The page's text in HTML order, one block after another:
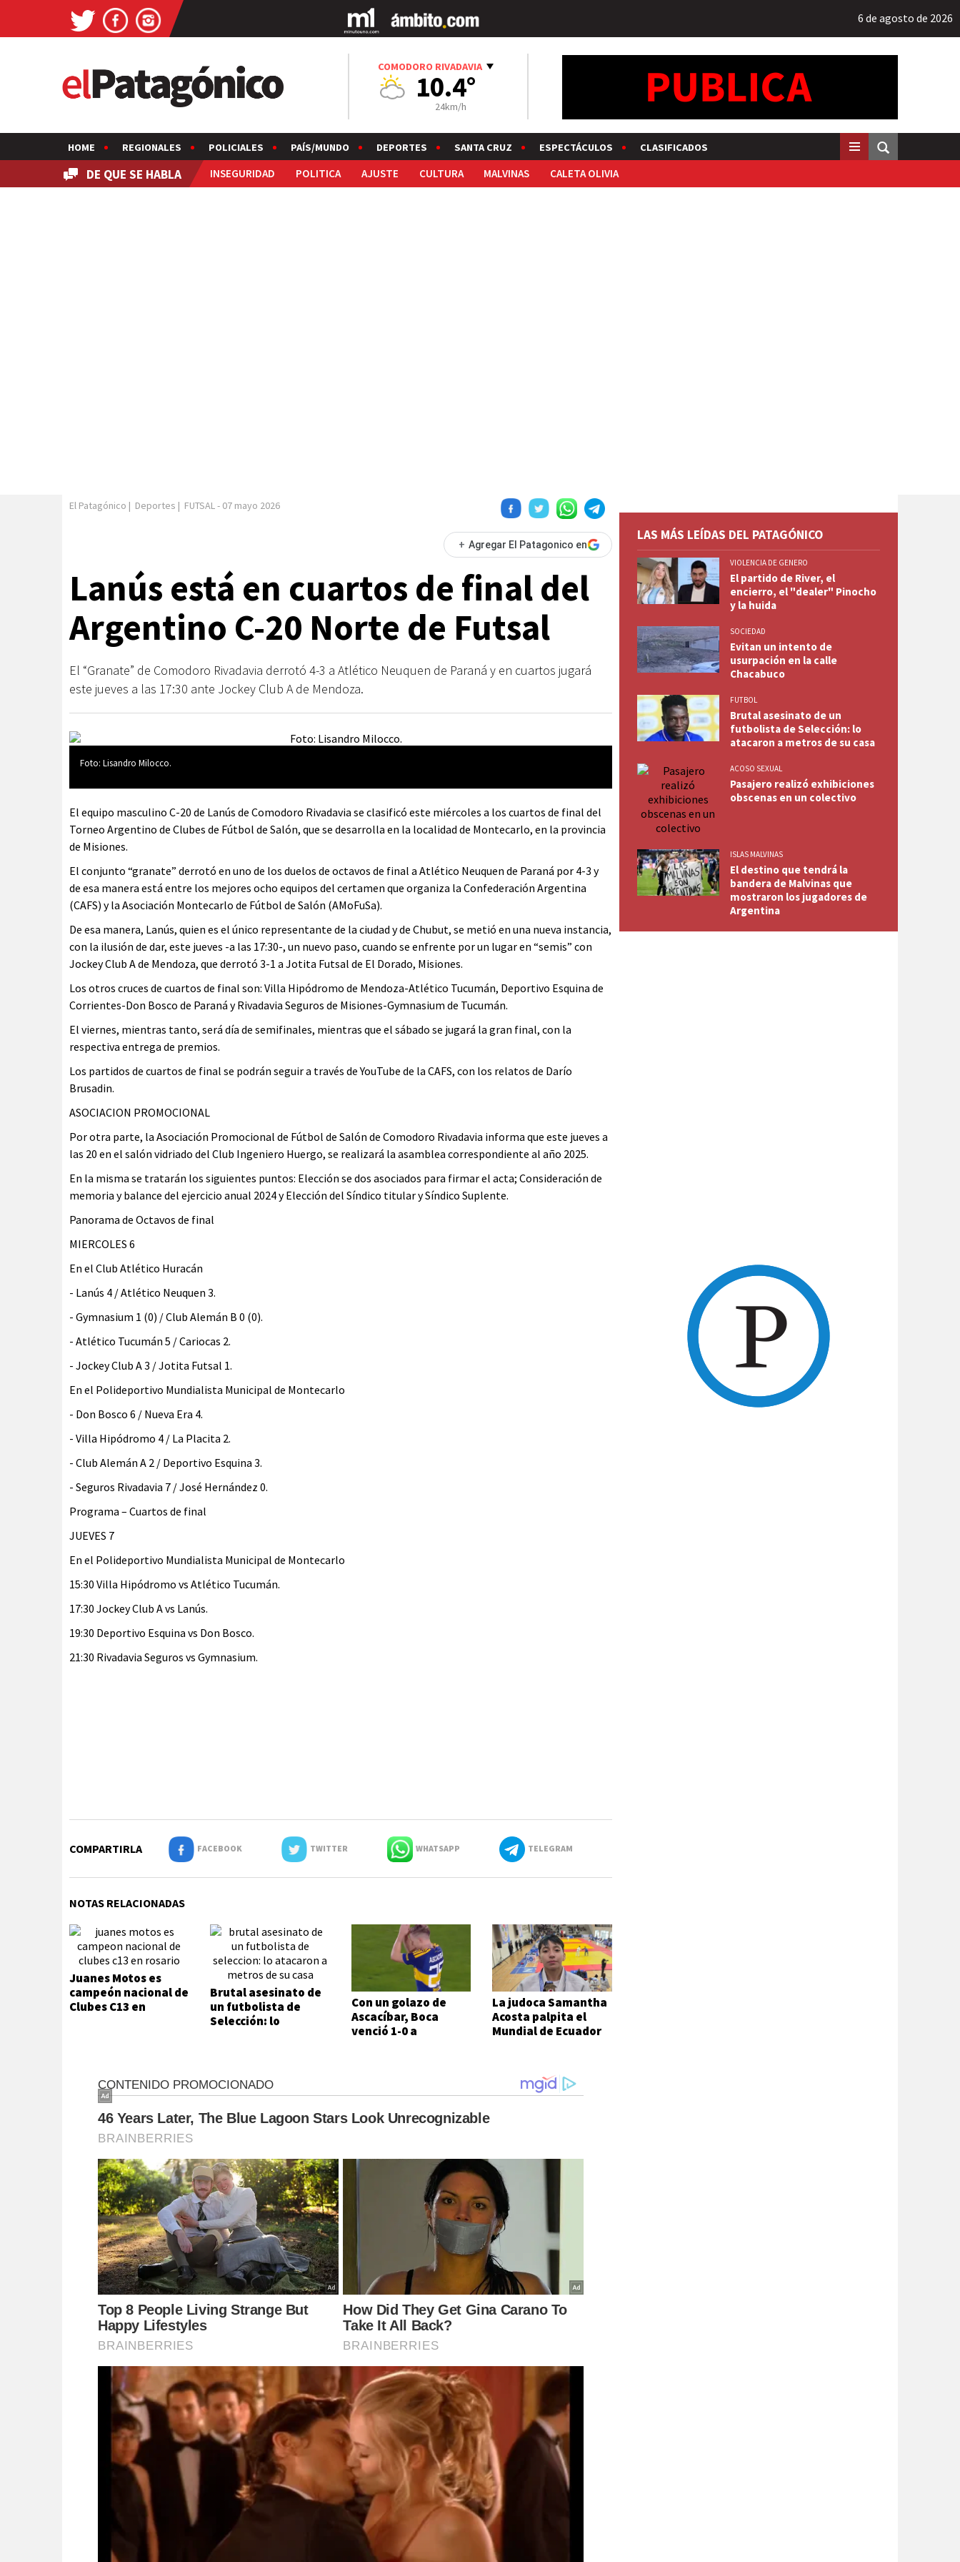
6 de agosto de 2026
COMODORO RIVADAVIA
10.4°
24km/h
HOME REGIONALES POLICIALES PAÍS/MUNDO DEPORTES SANTA CRUZ ESPECTÁCULOS CLASIFICADOS
DE QUE SE HABLA INSEGURIDAD POLITICA AJUSTE CULTURA MALVINAS CALETA OLIVIA
El Patagónico | Deportes | FUTSAL- 07 mayo 2026
+ Agregar El Patagonico en
Lanús está en cuartos de final del
Argentino C-20 Norte de Futsal
El “Granate” de Comodoro Rivadavia derrotó 4-3 a Atlético Neuquen de Paraná y en cuartos jugará
este jueves a las 17:30 ante Jockey Club A de Mendoza.
Foto: Lisandro Milocco.
El equipo masculino C-20 de Lanús de Comodoro Rivadavia se clasificó este miércoles a los cuartos de final del
Torneo Argentino de Clubes de Fútbol de Salón, que se desarrolla en la localidad de Montecarlo, en la provincia
de Misiones.
El conjunto “granate” derrotó en uno de los duelos de octavos de final a Atlético Neuquen de Paraná por 4-3 y
de esa manera está entre los mejores ocho equipos del certamen que organiza la Confederación Argentina
(CAFS) y la Asociación Montecarlo de Fútbol de Salón (AMoFuSa).
De esa manera, Lanús, quien es el único representante de la ciudad y de Chubut, se metió en una nueva instancia,
con la ilusión de dar, este jueves -a las 17:30-, un nuevo paso, cuando se enfrente por un lugar en “semis” con
Jockey Club A de Mendoza, que derrotó 3-1 a Jotita Futsal de El Dorado, Misiones.
Los otros cruces de cuartos de final son: Villa Hipódromo de Mendoza-Atlético Tucumán, Deportivo Esquina de
Corrientes-Don Bosco de Paraná y Rivadavia Seguros de Misiones-Gymnasium de Tucumán.
El viernes, mientras tanto, será día de semifinales, mientras que el sábado se jugará la gran final, con la
respectiva entrega de premios.
Los partidos de cuartos de final se podrán seguir a través de YouTube de la CAFS, con los relatos de Darío
Brusadin.
ASOCIACION PROMOCIONAL
Por otra parte, la Asociación Promocional de Fútbol de Salón de Comodoro Rivadavia informa que este jueves a
las 20 en el salón vidriado del Club Ingeniero Huergo, se realizará la asamblea correspondiente al año 2025.
En la misma se tratarán los siguientes puntos: Elección se dos asociados para firmar el acta; Consideración de
memoria y balance del ejercicio anual 2024 y Elección del Síndico titular y Síndico Suplente.
Panorama de Octavos de final
MIERCOLES 6
En el Club Atlético Huracán
- Lanús 4 / Atlético Neuquen 3.
- Gymnasium 1 (0) / Club Alemán B 0 (0).
- Atlético Tucumán 5 / Cariocas 2.
- Jockey Club A 3 / Jotita Futsal 1.
En el Polideportivo Mundialista Municipal de Montecarlo
- Don Bosco 6 / Nueva Era 4.
- Villa Hipódromo 4 / La Placita 2.
- Club Alemán A 2 / Deportivo Esquina 3.
- Seguros Rivadavia 7 / José Hernández 0.
Programa – Cuartos de final
JUEVES 7
En el Polideportivo Mundialista Municipal de Montecarlo
15:30 Villa Hipódromo vs Atlético Tucumán.
17:30 Jockey Club A vs Lanús.
19:30 Deportivo Esquina vs Don Bosco.
21:30 Rivadavia Seguros vs Gymnasium.
COMPARTIRLA FACEBOOK TWITTER WHATSAPP TELEGRAM
NOTAS RELACIONADAS
Juanes Motos es
campeón nacional de
Clubes C13 en
Brutal asesinato de
un futbolista de
Selección: lo
Con un golazo de
Ascacíbar, Boca
venció 1-0 a
La judoca Samantha
Acosta palpita el
Mundial de Ecuador
LAS MÁS LEÍDAS DEL PATAGÓNICO
VIOLENCIA DE GENERO
El partido de River, el
encierro, el "dealer" Pinocho
y la huida
SOCIEDAD
Evitan un intento de
usurpación en la calle
Chacabuco
FUTBOL
Brutal asesinato de un
futbolista de Selección: lo
atacaron a metros de su casa
ACOSO SEXUAL
Pasajero realizó exhibiciones
obscenas en un colectivo
ISLAS MALVINAS
El destino que tendrá la
bandera de Malvinas que
mostraron los jugadores de
Argentina